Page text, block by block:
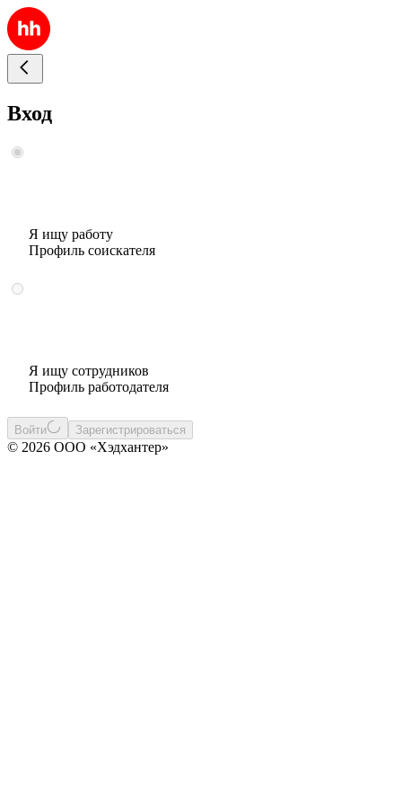
Вход
Я ищу работу
Профиль соискателя
Я ищу сотрудников
Профиль работодателя
Войти Зарегистрироваться
© 2026 ООО «Хэдхантер»